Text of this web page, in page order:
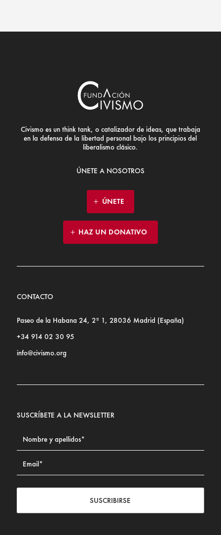
Civismo es un think tank, o catalizador de ideas, que trabaja
en la defensa de la libertad personal bajo los principios del
liberalismo clásico.
ÚNETE A NOSOTROS
ÚNETE
HAZ UN DONATIVO
CONTACTO
Paseo de la Habana 24, 2º 1, 28036 Madrid (España)
+34 914 02 30 95
info@civismo.org
SUSCRÍBETE A LA NEWSLETTER
SUSCRIBIRSE